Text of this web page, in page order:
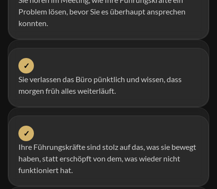
Problem lösen, bevor Sie es überhaupt ansprechen
konnten.
✓
Sie verlassen das Büro pünktlich und wissen, dass
morgen früh alles weiterläuft.
✓
Ihre Führungskräfte sind stolz auf das, was sie bewegt
haben, statt erschöpft von dem, was wieder nicht
funktioniert hat.